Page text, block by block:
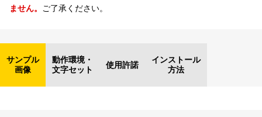
ません。 ご了承ください。
サンプル
画像
動作環境・
文字セット
使用許諾
インストール
方法